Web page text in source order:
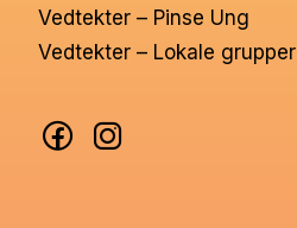
Vedtekter – Pinse Ung
Vedtekter – Lokale grupper